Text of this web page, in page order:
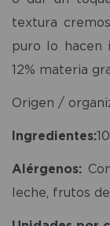
textura
puro lo hacen
12% materia
Origen /
Ingredientes:
Alérgenos:
leche, frutos